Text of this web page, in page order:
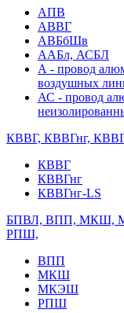
АПВ
АВВГ
АВБбШв
ААБл, АСБЛ
А - провод
воздушных
АС - провод
КВВГ, КВВГнг,
КВВГ
КВВГнг
КВВГнг-LS
БПВЛ, ВПП, МКШ,
РПШ,
ВПП
МКШ
МКЭШ
РПШ